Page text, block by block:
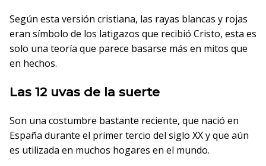
Según esta versión cristiana, las rayas blancas y rojas
eran símbolo de los latigazos que recibió Cristo, esta es
solo una teoría que parece basarse más en mitos que
en hechos.
Las 12 uvas de la suerte
Son una costumbre bastante reciente, que nació en
España durante el primer tercio del siglo XX y que aún
es utilizada en muchos hogares en el mundo.